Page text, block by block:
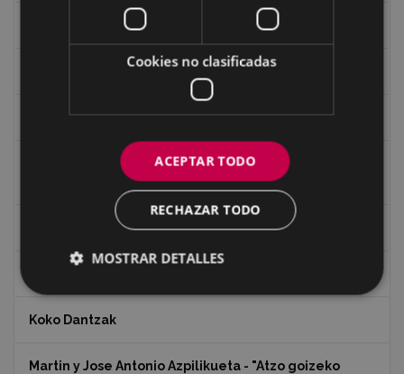
Iglesia de Azitain
Ignacio Zuloaga (1870-2020)
Ignacio Zuloaga, cuadros del autor en las tiendas de
Indalecio Ojanguren Diputación de Gipuzkoa
Koko Dantzak
Martin y Jose Antonio Azpilikueta - "Atzo goizeko
Cookies no clasificadas
ACEPTAR TODO
RECHAZAR TODO
MOSTRAR DETALLES